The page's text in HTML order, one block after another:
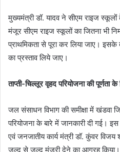
मुख्यमंत्री डॉ. यादव ने सीएम राइज स्कूलों
मंजूर सीएम राइज स्कूलों का जितना भी
प्राथमिकता से पूरा कर लिया जाए। इसके
का प्रस्ताव लिये जाए।
ताप्ती-चिल्लूर वृहद परियोजना की पूर्णता
जल संसाधन विभाग की समीक्षा में खंडवा
परियोजना के बारे में जानकारी दी गई।
एवं जनजातीय कार्य मंत्री डॉ. कुंवर
जल्द से जल्द मंजूरी देने का आग्रह